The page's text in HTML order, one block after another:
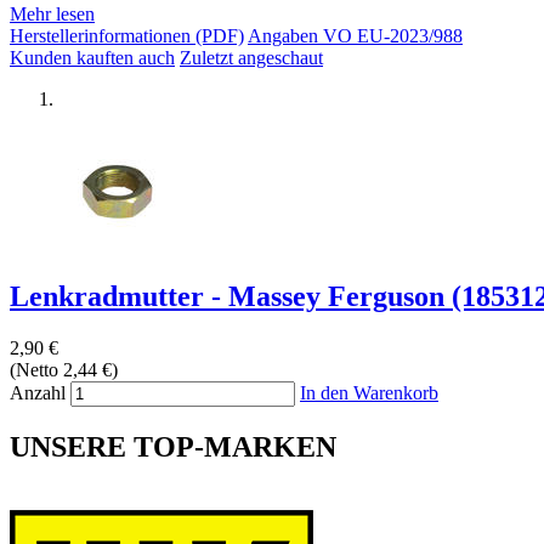
Mehr lesen
Herstellerinformationen (PDF) Angaben VO EU-2023/988
Kunden kauften auch Zuletzt angeschaut
Lenkradmutter - Massey Ferguson
2,90 €
(Netto 2,44 €)
Anzahl
In den Warenkorb
UNSERE TOP-MARKEN